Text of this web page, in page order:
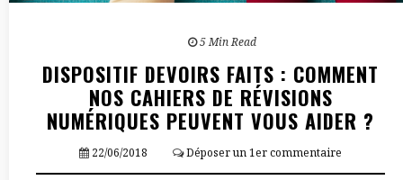
5 Min Read
DISPOSITIF DEVOIRS FAITS : COMMENT
NOS CAHIERS DE RÉVISIONS
NUMÉRIQUES PEUVENT VOUS AIDER ?
22/06/2018 Déposer un 1er commentaire